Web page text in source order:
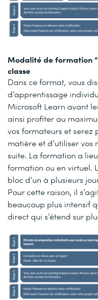
Modalité de formation
classe
Dans ce format, vous
d’apprentissage
Microsoft Learn avant
ainsi profiter au
vos formateurs et serez
matière et d’utiliser vos
suite. La formation a
formation ou en virtuel.
bloc d’un à plusieurs
Pour cette raison, il
beaucoup plus intensif
direct qui s’étend sur